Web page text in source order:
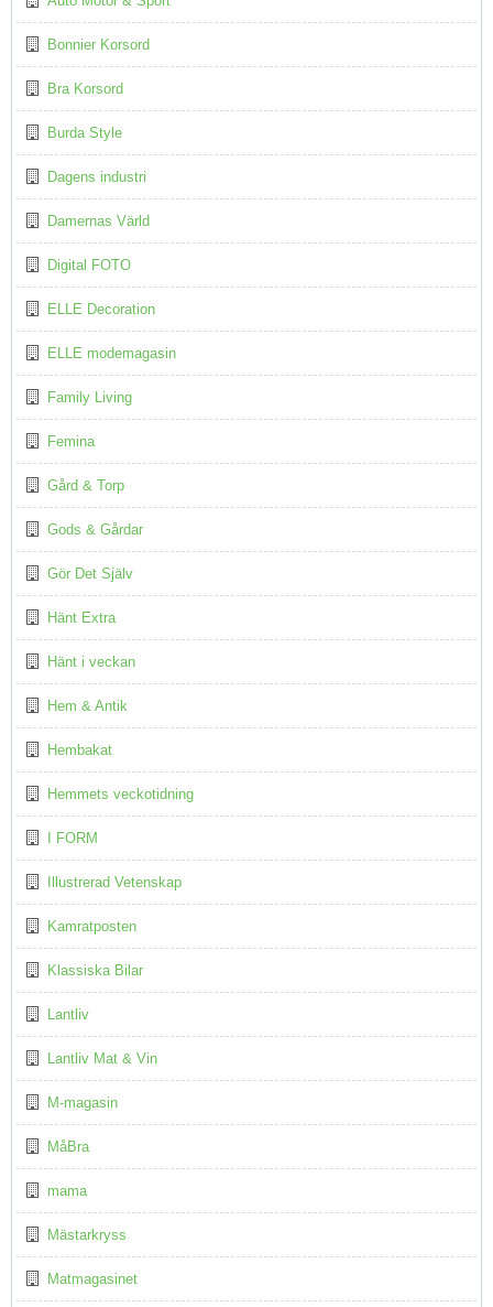
Bonnier Korsord
Bra Korsord
Burda Style
Dagens industri
Damernas Värld
Digital FOTO
ELLE Decoration
ELLE modemagasin
Family Living
Femina
Gård & Torp
Gods & Gårdar
Gör Det Själv
Hänt Extra
Hänt i veckan
Hem & Antik
Hembakat
Hemmets veckotidning
I FORM
Illustrerad Vetenskap
Kamratposten
Klassiska Bilar
Lantliv
Lantliv Mat & Vin
M-magasin
MåBra
mama
Mästarkryss
Matmagasinet